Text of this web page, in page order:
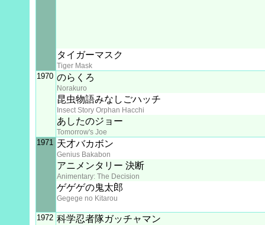
タイガーマスク
Tiger Mask
1970 のらくろ
Norakuro
昆虫物語みなしごハッチ
Insect Story Orphan Hacchi
あしたのジョー
Tomorrow's Joe
1971 天才バカボン
Genius Bakabon
アニメンタリー 決断
Animentary: The Decision
ゲゲゲの鬼太郎
Gegege no Kitarou
1972 科学忍者隊ガッチャマン